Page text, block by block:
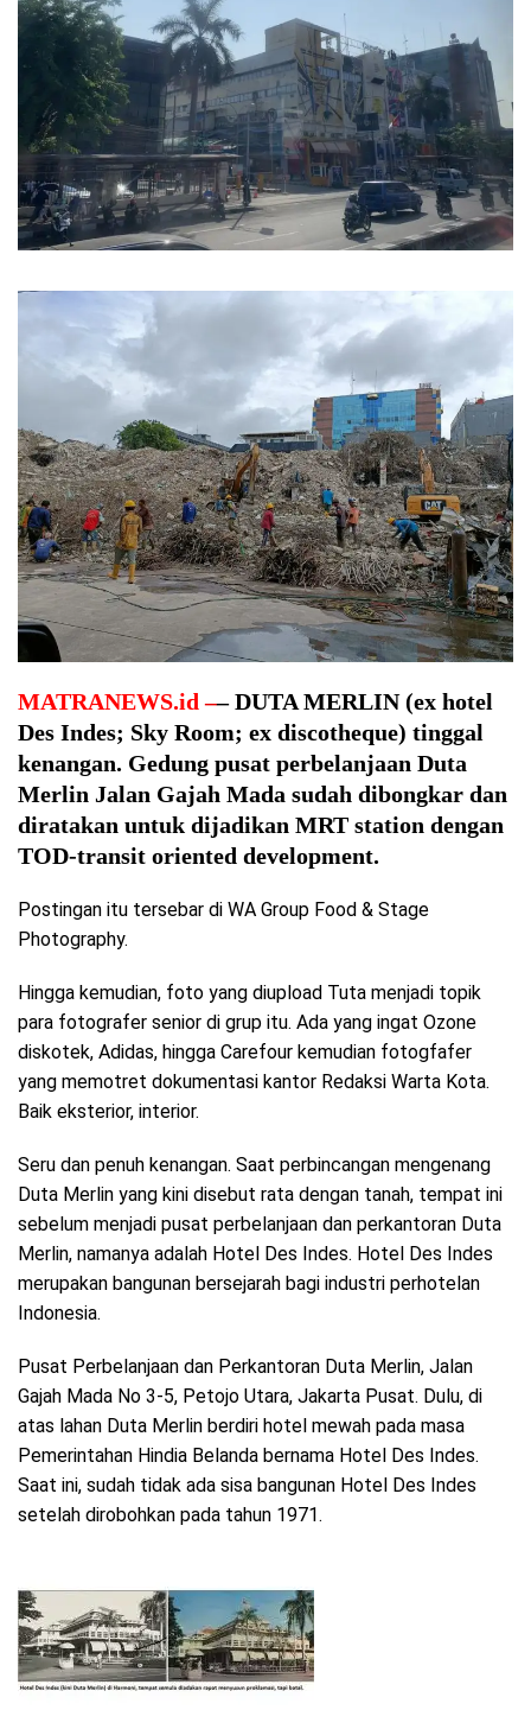
MATRANEWS.id –– DUTA MERLIN (ex hotel
Des Indes; Sky Room; ex discotheque) tinggal
kenangan. Gedung pusat perbelanjaan Duta
Merlin Jalan Gajah Mada sudah dibongkar dan
diratakan untuk dijadikan MRT station dengan
TOD-transit oriented development.
Postingan itu tersebar di WA Group Food & Stage
Photography.
Hingga kemudian, foto yang diupload Tuta menjadi topik
para fotografer senior di grup itu. Ada yang ingat Ozone
diskotek, Adidas, hingga Carefour kemudian fotogfafer
yang memotret dokumentasi kantor Redaksi Warta Kota.
Baik eksterior, interior.
Seru dan penuh kenangan. Saat perbincangan mengenang
Duta Merlin yang kini disebut rata dengan tanah, tempat ini
sebelum menjadi pusat perbelanjaan dan perkantoran Duta
Merlin, namanya adalah Hotel Des Indes. Hotel Des Indes
merupakan bangunan bersejarah bagi industri perhotelan
Indonesia.
Pusat Perbelanjaan dan Perkantoran Duta Merlin, Jalan
Gajah Mada No 3-5, Petojo Utara, Jakarta Pusat. Dulu, di
atas lahan Duta Merlin berdiri hotel mewah pada masa
Pemerintahan Hindia Belanda bernama Hotel Des Indes.
Saat ini, sudah tidak ada sisa bangunan Hotel Des Indes
setelah dirobohkan pada tahun 1971.